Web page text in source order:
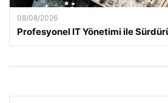
08/08/2026
Profesyonel IT Yönetimi ile